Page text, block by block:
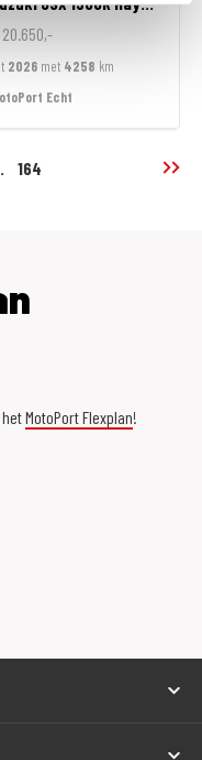
2026 met 4258 km
Echt
164
MotoPort Flexplan!